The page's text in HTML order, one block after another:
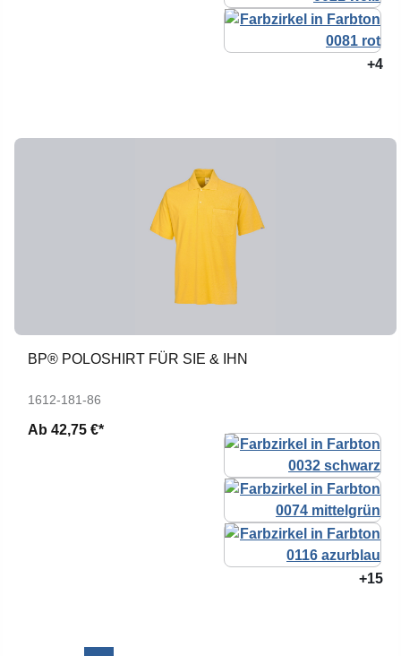
+4
BP® POLOSHIRT FÜR SIE & IHN
1612-181-86
Ab 42,75 €*
+15